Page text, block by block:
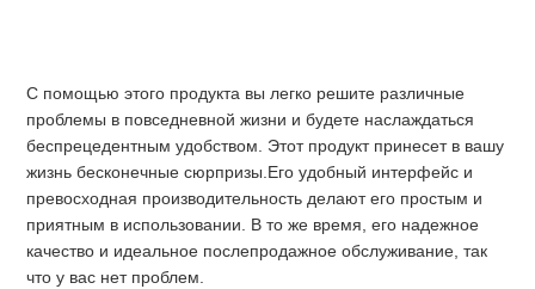
С помощью этого продукта вы легко решите различные
проблемы в повседневной жизни и будете наслаждаться
беспрецедентным удобством. Этот продукт принесет в вашу
жизнь бесконечные сюрпризы.Его удобный интерфейс и
превосходная производительность делают его простым и
приятным в использовании. В то же время, его надежное
качество и идеальное послепродажное обслуживание, так
что у вас нет проблем.